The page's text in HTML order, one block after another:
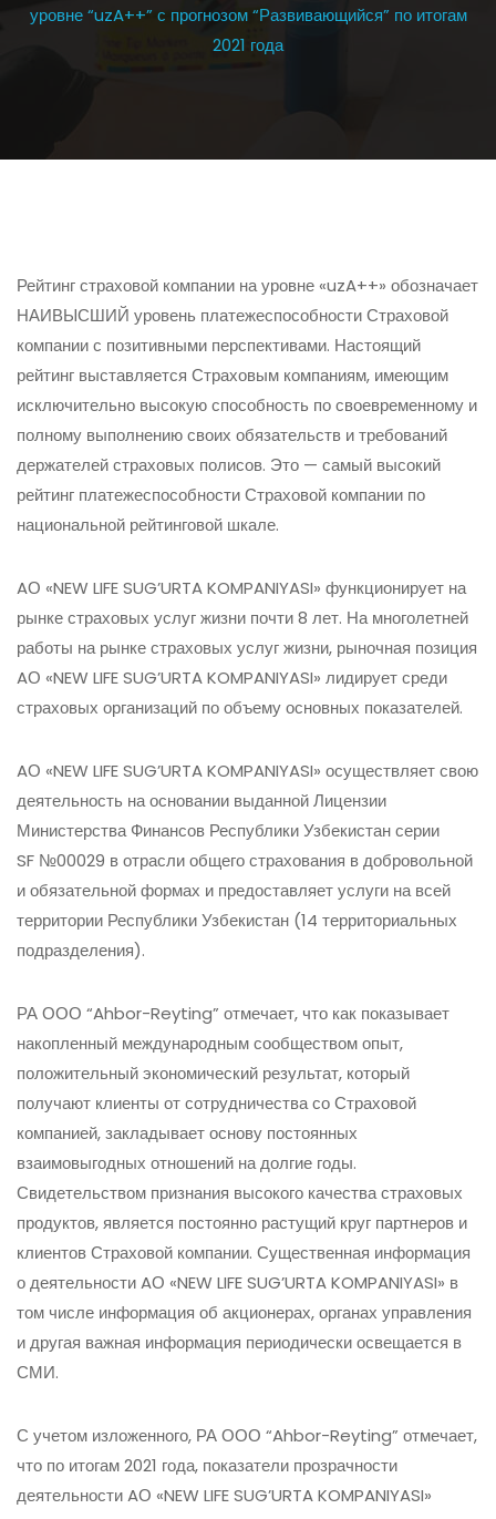
уровне “uzA++” с прогнозом “Развивающийся” по итогам
2021 года
Рейтинг страховой компании на уровне «uzA++» обозначает
НАИВЫСШИЙ уровень платежеспособности Страховой
компании с позитивными перспективами. Настоящий
рейтинг выставляется Страховым компаниям, имеющим
исключительно высокую способность по своевременному и
полному выполнению своих обязательств и требований
держателей страховых полисов. Это — самый высокий
рейтинг платежеспособности Страховой компании по
национальной рейтинговой шкале.
AО «NEW LIFE SUG’URTA KOMPANIYASI» функционирует на
рынке страховых услуг жизни почти 8 лет. На многолетней
работы на рынке страховых услуг жизни, рыночная позиция
AО «NEW LIFE SUG’URTA KOMPANIYASI» лидирует среди
страховых организаций по объему основных показателей.
AО «NEW LIFE SUG’URTA KOMPANIYASI» осуществляет свою
деятельность на основании выданной Лицензии
Министерства Финансов Республики Узбекистан серии
SF №00029 в отрасли общего страхования в добровольной
и обязательной формах и предоставляет услуги на всей
территории Республики Узбекистан (14 территориальных
подразделения).
РА ООО “Ahbor-Reyting” отмечает, что как показывает
накопленный международным сообществом опыт,
положительный экономический результат, который
получают клиенты от сотрудничества со Страховой
компанией, закладывает основу постоянных
взаимовыгодных отношений на долгие годы.
Свидетельством признания высокого качества страховых
продуктов, является постоянно растущий круг партнеров и
клиентов Страховой компании. Существенная информация
о деятельности AО «NEW LIFE SUG’URTA KOMPANIYASI» в
том числе информация об акционерах, органах управления
и другая важная информация периодически освещается в
СМИ.
С учетом изложенного, РА ООО “Ahbor-Reyting” отмечает,
что по итогам 2021 года, показатели прозрачности
деятельности AО «NEW LIFE SUG’URTA KOMPANIYASI»